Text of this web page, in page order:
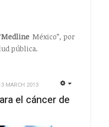
MedlineMéxico”, por
pública.
MARCH 2013
el cáncer de